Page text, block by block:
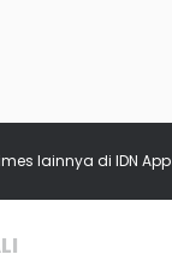
lainnya di IDN App